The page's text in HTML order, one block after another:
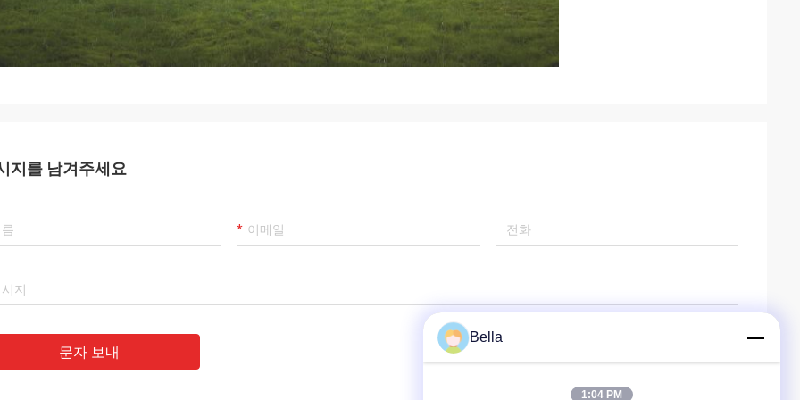
지를 남겨주세요
문자 보내
Bella
1:04 PM